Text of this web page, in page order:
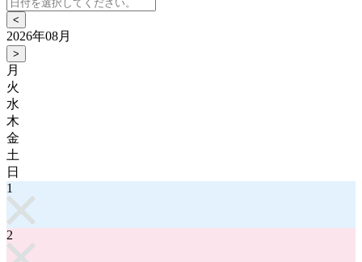
<
2026年08月
>
月
火
水
木
金
土
日
1
2